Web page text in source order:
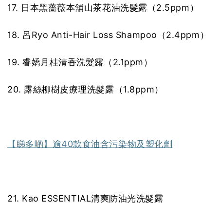
17. 日本黑薔薇本舖山茶花油洗髮露（2.5ppm）
18. 呂Ryo Anti-Hair Loss Shampoo（2.4ppm）
19. 睿嬌月桂清香洗髮露（2.1ppm）
20. 露絲柳樹皮療理洗髮露（1.8ppm）
【睇多啲】逾40款食油含污染物及塑化劑
21. Kao ESSENTIAL清爽防油光洗髮露